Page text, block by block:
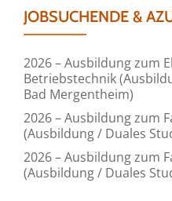
JOBSUCHENDE &
2026 – Ausbildung zum
Betriebstechnik
Bad Mergentheim)
2026 – Ausbildung zum
(Ausbildung / Duales
2026 – Ausbildung zum
(Ausbildung / Duales